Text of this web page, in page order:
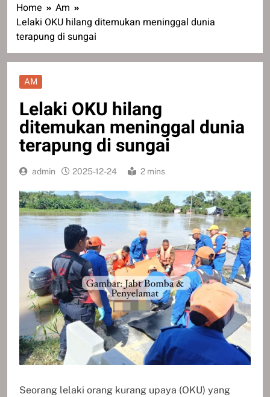
Home
Am
Lelaki OKU hilang ditemukan meninggal dunia
terapung di sungai
AM
Lelaki OKU hilang
ditemukan meninggal dunia
terapung di sungai
admin 2025-12-24 2 mins
Seorang lelaki orang kurang upaya (OKU) yang